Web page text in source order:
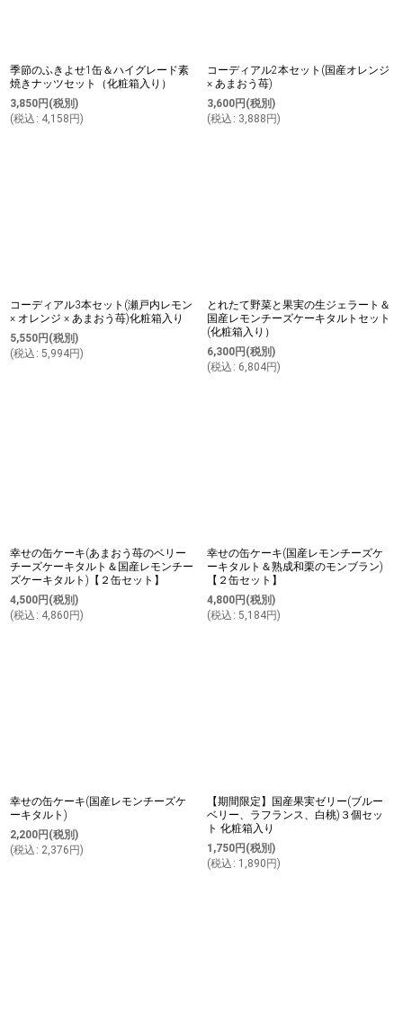
季節のふきよせ1缶＆ハイグレード素
焼きナッツセット（化粧箱入り）
3,850円 (税別)
(税込 : 4,158 円)
コーディアル2本セット(国産オレンジ
× あまおう苺)
3,600円 (税別)
(税込 : 3,888 円)
コーディアル3本セット(瀬戸内レモン
× オレンジ × あまおう苺)化粧箱入り
5,550円 (税別)
(税込 : 5,994円)
とれたて野菜と果実の生ジェラート＆
国産レモンチーズケーキタルトセット
(化粧箱入り）
6,300円 (税別)
(税込 : 6,804円)
幸せの缶ケーキ(あまおう苺のベリー
チーズケーキタルト＆国産レモンチー
ズケーキタルト)【２缶セット】
4,500円 (税別)
(税込 : 4,860 円)
幸せの缶ケーキ(国産レモンチーズケ
ーキタルト＆熟成和栗のモンブラン)
【２缶セット】
4,800円 (税別)
(税込 : 5,184円)
幸せの缶ケーキ(国産レモンチーズケ
ーキタルト)
2,200円 (税別)
(税込 : 2,376 円)
【期間限定】国産果実ゼリー(ブルー
ベリー、ラフランス、白桃)３個セッ
ト 化粧箱入り
1,750円 (税別)
(税込 : 1,890 円)